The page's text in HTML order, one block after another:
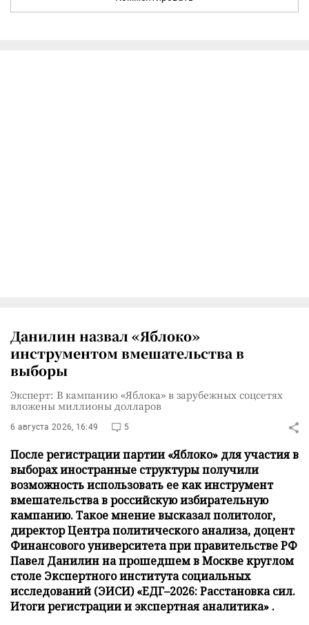
Данилин назвал «Яблоко»
инструментом вмешательства в
выборы
Эксперт: В кампанию «Яблока» в зарубежных соцсетях
вложены миллионы долларов
6 августа 2026, 16:49 5
После регистрации партии «Яблоко» для участия в
выборах иностранные структуры получили
возможность использовать ее как инструмент
вмешательства в российскую избирательную
кампанию. Такое мнение высказал политолог,
директор Центра политического анализа, доцент
Финансового университета при правительстве РФ
Павел Данилин на прошедшем в Москве круглом
столе Экспертного института социальных
исследований (ЭИСИ) «ЕДГ–2026: Расстановка сил.
Итоги регистрации и экспертная аналитика» .